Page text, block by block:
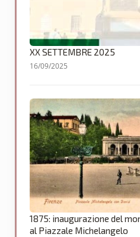
XX SETTEMBRE 2025
16/09/2025
1875: inaugurazione del
al Piazzale Michelangelo